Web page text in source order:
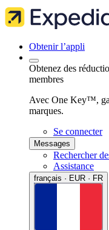
Obtenir l’appli
Obtenez des
membres
Avec One Key™,
marques.
Se connecter
Messages
Rechercher
Assistance
français · EUR · FR